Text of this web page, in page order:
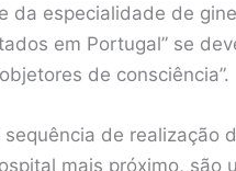
da especialidade de
em Portugal” se
de consciência”.
de realização
mais próximo, são